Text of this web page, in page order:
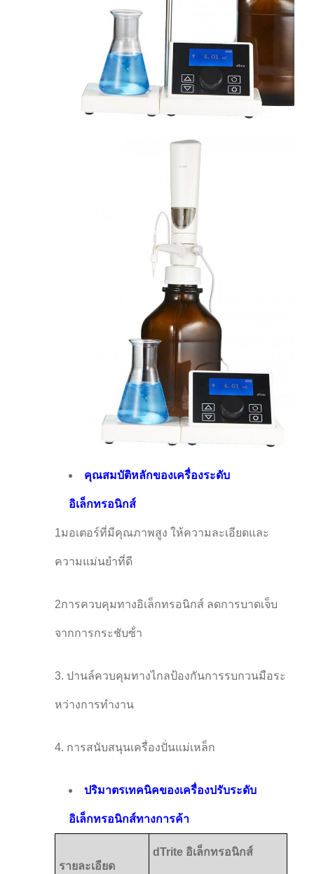
คุณสมบัติหลักของเครื่องระดับ
อิเล็กทรอนิกส์
1มอเตอร์ที่มีคุณภาพสูง ให้ความละเอียดและ
ความแม่นยําที่ดี
2การควบคุมทางอิเล็กทรอนิกส์ ลดการบาดเจ็บ
จากการกระชับซ้ํา
3. ปานล์ควบคุมทางไกลป้องกันการรบกวนมือระ
หว่างการทํางาน
4. การสนับสนุนเครื่องปั่นแม่เหล็ก
ปริมาตรเทคนิคของเครื่องปรับระดับ
อิเล็กทรอนิกส์ทางการค้า
รายละเอียด
dTrite อิเล็กทรอนิกส์